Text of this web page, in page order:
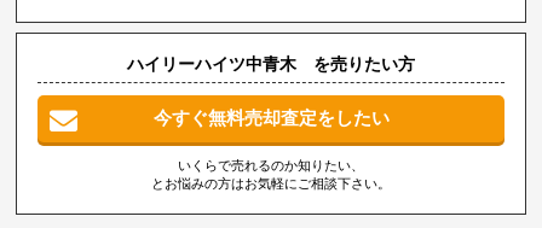
ハイリーハイツ中青木 を売りたい方
今すぐ無料売却査定をしたい
いくらで売れるのか知りたい、
とお悩みの方はお気軽にご相談下さい。